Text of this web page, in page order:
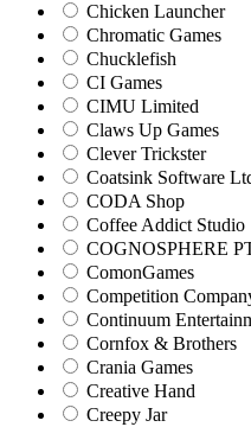
Chicken Launcher
Chromatic Games
Chucklefish
CI Games
CIMU Limited
Claws Up Games
Clever Trickster
Coatsink Software
CODA Shop
Coffee Addict Studio
COGNOSPHERE
ComonGames
Competition
Continuum
Cornfox & Brothers
Crania Games
Creative Hand
Creepy Jar